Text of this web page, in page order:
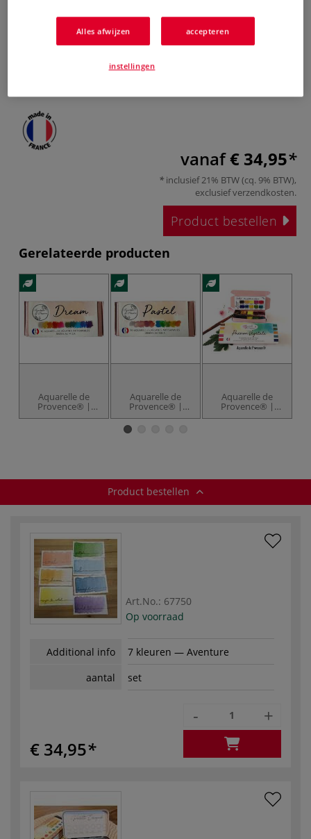
Deze aquarelverf wordt op een ambachtelijke manier
gemaakt op basis van zo natuurlijk mogelijke lokale Franse
pigmenten, Arabische gom en Franse honing. De kleuren
werden ontwikkeld door de bekende kunstenaar Valentin
vanaf€ 34,95
inclusief 21% BTW (cq. 9% BTW),
exclusiefverzendkosten.
Product bestellen
Gerelateerde producten
Aquarelle de
Provence® |
Extra-fijne
Aquarelle de
Provence® |
Extra-fijne
aquarelverf — 10-
Aquarelle de
Provence® |
Extra-fijne
Product bestellen
Art.No.: 67750
Op voorraad
Additional info
7 kleuren — Aventure
aantal
set
€ 34,95
- +
Alles afwijzen accepteren
instellingen